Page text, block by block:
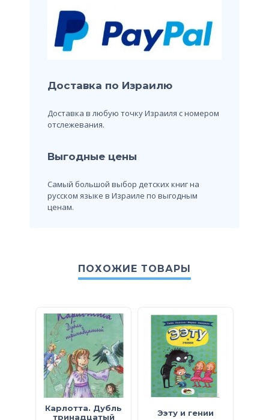
Доставка по Израилю
Доставка в любую точку Израиля с номером
отслежевания.
Выгодные цены
Самый большой выбор детских книг на
русском языке в Израиле по выгодным
ценам.
ПОХОЖИЕ ТОВАРЫ
Карлотта. Дубль
тринадцатый
Ээту и гении